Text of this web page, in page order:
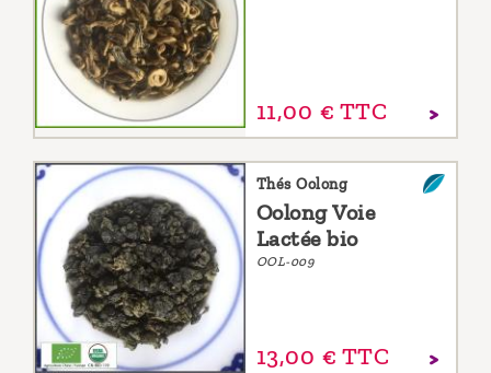
11,00 € TTC
Thés Oolong
Oolong Voie
Lactée bio
OOL-009
13,00 € TTC